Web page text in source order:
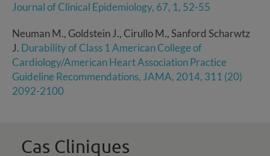
Journal of Clinical Epidemiology, 67, 1, 52-55
Neuman M., Goldstein J., Cirullo M., Sanford Scharwtz
J. Durability of Class 1 American College of
Cardiology/American Heart Association Practice
Guideline Recommendations, JAMA, 2014, 311 (20)
2092-2100
Cas Cliniques